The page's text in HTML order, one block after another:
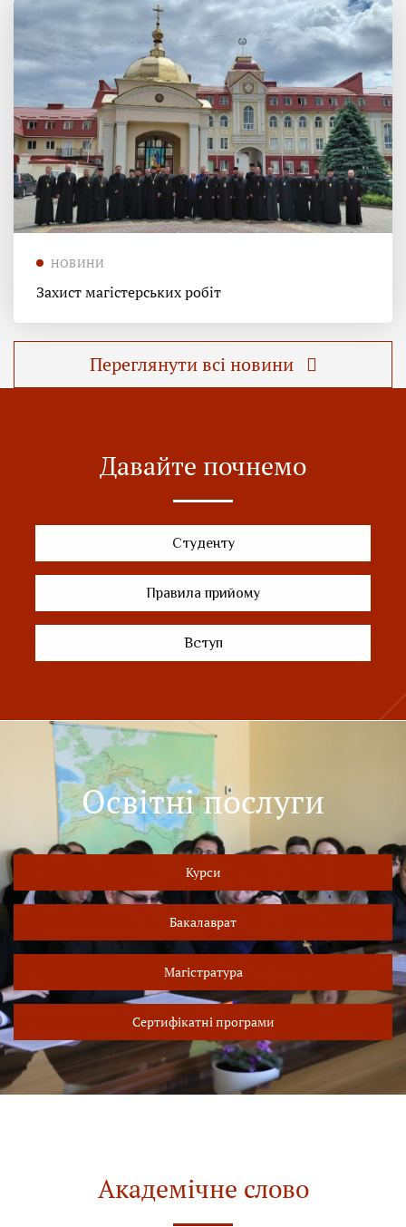
НОВИНИ
Захист магістерських робіт
Переглянути всі новини
Давайте почнемо
Студенту
Правила прийому
Вступ
Освітні послуги
Курси
Бакалаврат
Магістратура
Сертифікатні програми
Академічне слово